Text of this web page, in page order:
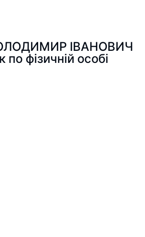
ІВАНОВИЧ
фізичній особі